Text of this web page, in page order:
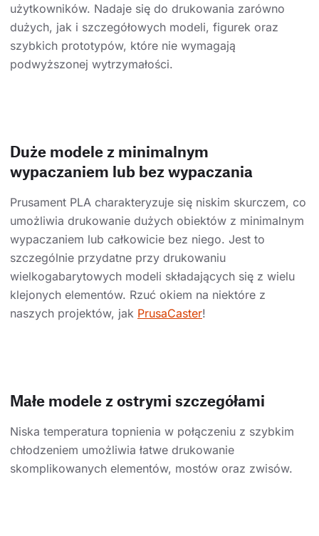
użytkowników. Nadaje się do drukowania zarówno
dużych, jak i szczegółowych modeli, figurek oraz
szybkich prototypów, które nie wymagają
podwyższonej wytrzymałości.
Duże modele z minimalnym
wypaczaniem lub bez wypaczania
Prusament PLA charakteryzuje się niskim skurczem, co
umożliwia drukowanie dużych obiektów z minimalnym
wypaczaniem lub całkowicie bez niego. Jest to
szczególnie przydatne przy drukowaniu
wielkogabarytowych modeli składających się z wielu
klejonych elementów. Rzuć okiem na niektóre z
naszych projektów, jak PrusaCaster!
Małe modele z ostrymi szczegółami
Niska temperatura topnienia w połączeniu z szybkim
chłodzeniem umożliwia łatwe drukowanie
skomplikowanych elementów, mostów oraz zwisów.